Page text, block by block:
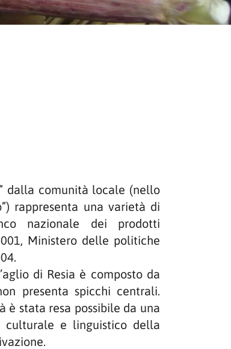
dalla comunità locale (nello
rappresenta una varietà di
nazionale dei prodotti
Ministero delle politiche
di Resia è composto da
presenta spicchi centrali.
è stata resa possibile da una
culturale e linguistico della